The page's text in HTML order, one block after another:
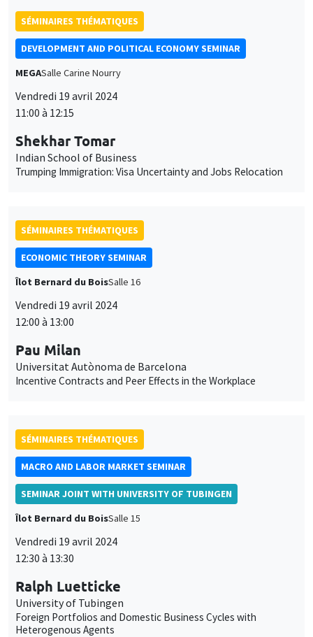
SÉMINAIRES THÉMATIQUES
DEVELOPMENT AND POLITICAL ECONOMY SEMINAR
MEGASalle Carine Nourry
Vendredi 19 avril 2024
11:00 à 12:15
Shekhar Tomar
Indian School of Business
Trumping Immigration: Visa Uncertainty and Jobs Relocation
SÉMINAIRES THÉMATIQUES
ECONOMIC THEORY SEMINAR
Îlot Bernard du BoisSalle 16
Vendredi 19 avril 2024
12:00 à 13:00
Pau Milan
Universitat Autònoma de Barcelona
Incentive Contracts and Peer Effects in the Workplace
SÉMINAIRES THÉMATIQUES
MACRO AND LABOR MARKET SEMINAR
SEMINAR JOINT WITH UNIVERSITY OF TUBINGEN
Îlot Bernard du BoisSalle 15
Vendredi 19 avril 2024
12:30 à 13:30
Ralph Luetticke
University of Tubingen
Foreign Portfolios and Domestic Business Cycles with
Heterogenous Agents
des
cookies